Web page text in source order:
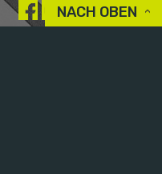
NACH OBEN